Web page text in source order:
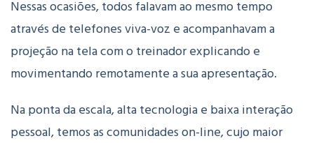
Nessas ocasiões, todos falavam ao mesmo tempo
através de telefones viva-voz e acompanhavam a
projeção na tela com o treinador explicando e
movimentando remotamente a sua apresentação.
Na ponta da escala, alta tecnologia e baixa interação
pessoal, temos as comunidades on-line, cujo maior